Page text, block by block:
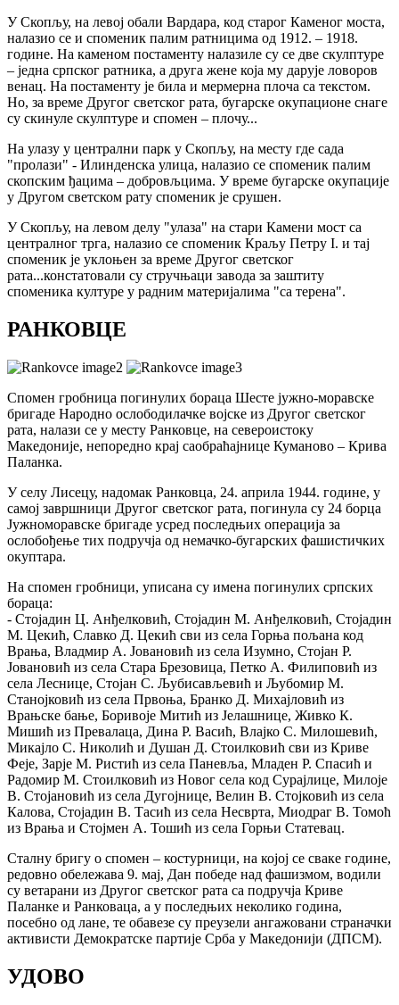
У Скопљу, на левој обали Вардара, код старог Каменог моста,
налазио се и споменик палим ратницима од 1912. – 1918.
године. На каменом постаменту налазиле су се две скулптуре
– једна српског ратника, а друга жене која му дарује ловоров
венац. На постаменту је била и мермерна плоча са текстом.
Но, за време Другог светског рата, бугарске окупационе снаге
су скинуле скулптуре и спомен – плочу...
На улазу у централни парк у Скопљу, на месту где сада
"пролази" - Илинденска улица, налазио се споменик палим
скопским ђацима – добровљцима. У време бугарске окупације
у Другом светском рату споменик је срушен.
У Скопљу, на левом делу "улаза" на стари Камени мост са
централног трга, налазио се споменик Краљу Петру I. и тај
споменик је уклоњен за време Другог светског
рата...констатовали су стручњаци завода за заштиту
споменика културе у радним материјалима "са терена".
РАНКОВЦЕ
Спомен гробница погинулих бораца Шесте јужно-моравске
бригаде Народно ослободилачке војске из Другог светског
рата, налази се у месту Ранковце, на североистоку
Македоније, непоредно крај саобраћајнице Куманово – Крива
Паланка.
У селу Лисецу, надомак Ранковца, 24. априла 1944. године, у
самој завршници Другог светског рата, погинула су 24 борца
Јужноморавске бригаде усред последњих операција за
ослобођење тих подручја од немачко-бугарских фашистичких
окуптара.
На спомен гробници, уписана су имена погинулих српских
бораца:
- Стојадин Ц. Анђелковић, Стојадин М. Анђелковић, Стојадин
М. Цекић, Славко Д. Цекић сви из села Горња пољана код
Врања, Владмир А. Јовановић из села Изумно, Стојан Р.
Јовановић из села Стара Брезовица, Петко А. Филиповић из
села Леснице, Стојан С. Љубисављевић и Љубомир М.
Станојковић из села Првоња, Бранко Д. Михајловић из
Врањске бање, Боривоје Митић из Јелашнице, Живко К.
Мишић из Превалаца, Дина Р. Васић, Влајко С. Милошевић,
Микајло С. Николић и Душан Д. Стоилковић сви из Криве
Феје, Зарје М. Ристић из села Паневља, Младен Р. Спасић и
Радомир М. Стоилковић из Новог села код Сурајлице, Милоје
В. Стојановић из села Дугојнице, Велин В. Стојковић из села
Калова, Стојадин В. Тасић из села Несврта, Миодраг В. Томоћ
из Врања и Стојмен А. Тошић из села Горњи Статевац.
Сталну бригу о спомен – костурници, на којој се сваке године,
редовно обележава 9. мај, Дан победе над фашизмом, водили
су ветарани из Другог светског рата са подручја Криве
Паланке и Ранковаца, а у последњих неколико година,
посебно од лане, те обавезе су преузели ангажовани страначки
активисти Демократске партије Срба у Македонији (ДПСМ).
УДОВО